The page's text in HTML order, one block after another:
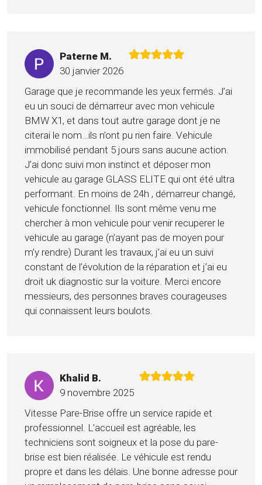
Paterne M.
30 janvier 2026
Garage que je recommande les yeux fermés. J’ai
eu un souci de démarreur avec mon vehicule
BMW X1, et dans tout autre garage dont je ne
citerai le nom…ils n’ont pu rien faire. Vehicule
immobilisé pendant 5 jours sans aucune action.
J’ai donc suivi mon instinct et déposer mon
vehicule au garage GLASS ELITE qui ont été ultra
performant. En moins de 24h , démarreur changé,
vehicule fonctionnel. Ils sont même venu me
chercher à mon vehicule pour venir recuperer le
vehicule au garage (n’ayant pas de moyen pour
m’y rendre) Durant les travaux, j’ai eu un suivi
constant de l’évolution de la réparation et j’ai eu
droit uk diagnostic sur la voiture. Merci encore
messieurs, des personnes braves courageuses
qui connaissent leurs boulots.
Khalid B.
9 novembre 2025
Vitesse Pare-Brise offre un service rapide et
professionnel. L’accueil est agréable, les
techniciens sont soigneux et la pose du pare-
brise est bien réalisée. Le véhicule est rendu
propre et dans les délais. Une bonne adresse pour